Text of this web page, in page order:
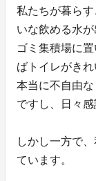
私たちが暮ら
いな飲める水が
ゴミ集積場に
ばトイレがきれ
本当に不自由
ですし、日々
しかし一方で
ています。